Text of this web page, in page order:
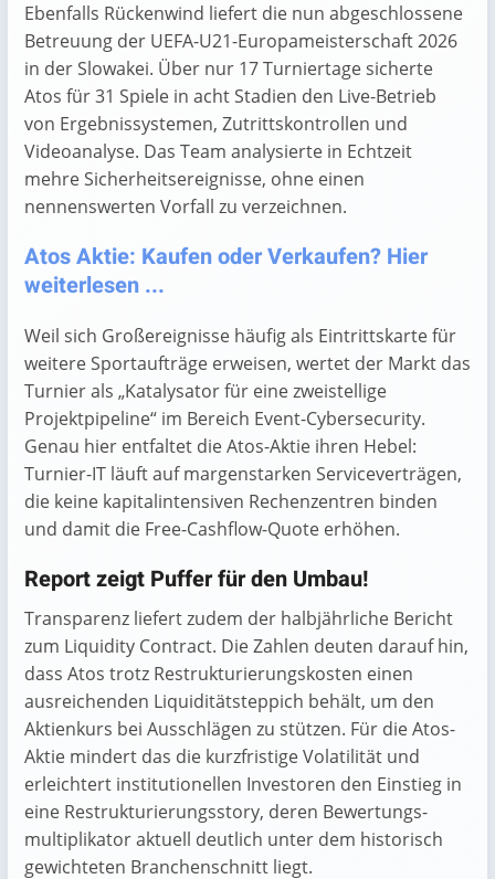
Ebenfalls Rückenwind liefert die nun abgeschlossene
Betreuung der UEFA-U21-Europameisterschaft 2026
in der Slowakei. Über nur 17 Turniertage sicherte
Atos für 31 Spiele in acht Stadien den Live-Betrieb
von Ergebnis­systemen, Zutrittskontrollen und
Videoanalyse. Das Team analysierte in Echtzeit
mehre Sicherheits­ereignisse, ohne einen
nennenswerten Vorfall zu verzeichnen.
Atos Aktie: Kaufen oder Verkaufen? Hier
weiterlesen ...
Weil sich Großereignisse häufig als Eintrittskarte für
weitere Sportaufträge erweisen, wertet der Markt das
Turnier als „Katalysator für eine zweistellige
Projektpipeline“ im Bereich Event-Cybersecurity.
Genau hier entfaltet die Atos-Aktie ihren Hebel:
Turnier-IT läuft auf margenstarken Serviceverträgen,
die keine kapitalintensiven Rechenzentren binden
und damit die Free-Cashflow-Quote erhöhen.
Report zeigt Puffer für den Umbau!
Transparenz liefert zudem der halbjährliche Bericht
zum Liquidity Contract. Die Zahlen deuten darauf hin,
dass Atos trotz Restrukturierungs­kosten einen
ausreichenden Liquiditäts­teppich behält, um den
Aktienkurs bei Ausschlägen zu stützen. Für die Atos-
Aktie mindert das die kurzfristige Volatilität und
erleichtert institutionellen Investoren den Einstieg in
eine Restrukturierungs­story, deren Bewertungs­
multiplikator aktuell deutlich unter dem historisch
gewichteten Branchenschnitt liegt.